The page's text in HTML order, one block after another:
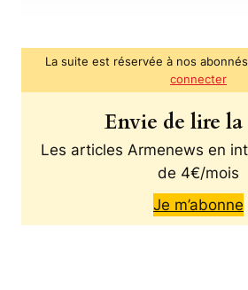
La suite est réservée à nos
connecter
Envie de lire la
Les articles Armenews en
de 4€/mois
Je m’abonne